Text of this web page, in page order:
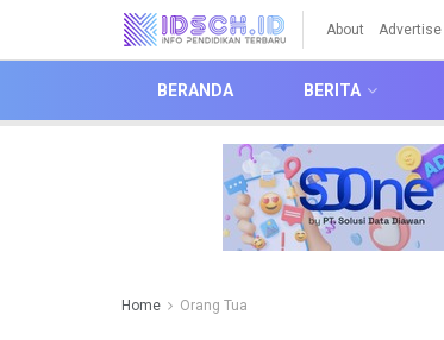
About Advertise
BERANDA BERITA
Home Orang Tua